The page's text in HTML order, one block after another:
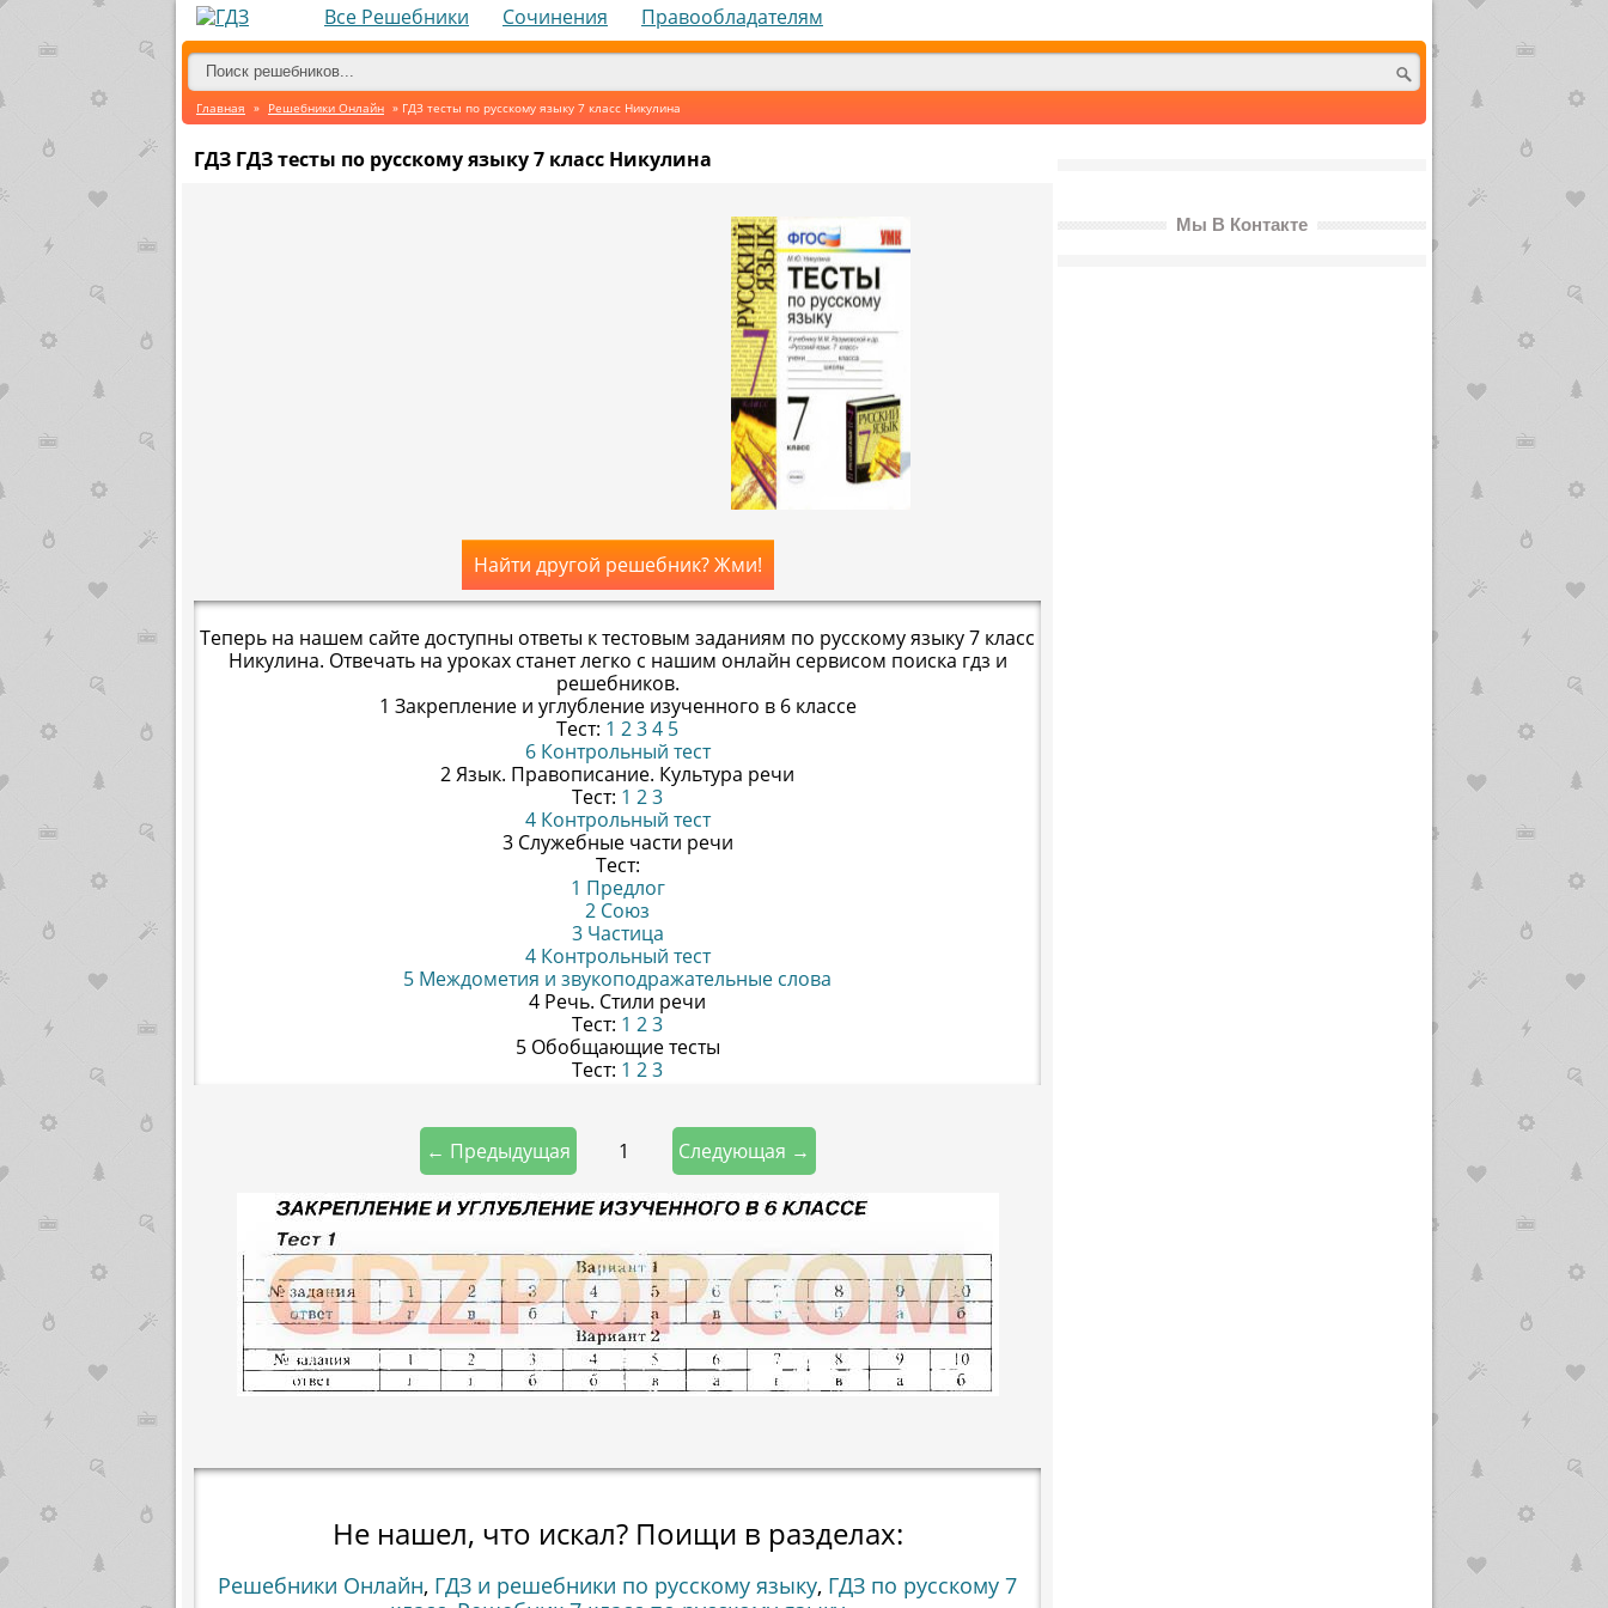
Все Решебники Сочинения Правообладателям
Главная » Решебники Онлайн » ГДЗ тесты по русскому языку 7 класс Никулина
ГДЗ ГДЗ тесты по русскому языку 7 класс Никулина
Найти другой решебник? Жми!
Теперь на нашем сайте доступны ответы к тестовым заданиям по русскому языку 7 класс
Никулина. Отвечать на уроках станет легко с нашим онлайн сервисом поиска гдз и
решебников.
1 Закрепление и углубление изученного в 6 классе
Тест: 1 234 5
6 Контрольный тест
2 Язык. Правописание. Культура речи
Тест: 1 23
4 Контрольный тест
3 Служебные части речи
Тест:
1 Предлог
2 Союз
3 Частица
4 Контрольный тест
5 Междометия и звукоподражательные слова
4 Речь. Стили речи
Тест: 1 23
5 Обобщающие тесты
Тест: 1 23
← Предыдущая 1 Следующая →
Не нашел, что искал? Поищи в разделах:
Решебники Онлайн, ГДЗ и решебники по русскому языку, ГДЗ по русскому 7
Мы В Контакте